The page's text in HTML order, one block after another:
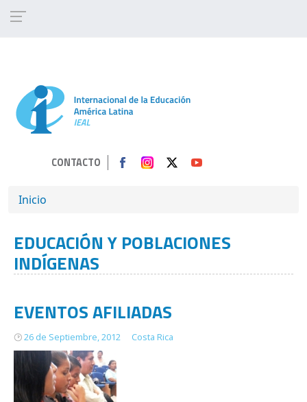
CONTACTO
SOBRESCRIBIR ENLACES DE AYUDA A
Inicio
EDUCACIÓN Y POBLACIONES
INDÍGENAS
EVENTOS AFILIADAS
26 de Septiembre, 2012 Costa Rica